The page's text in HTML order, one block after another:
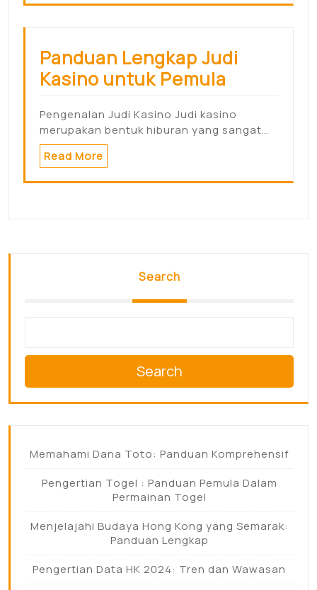
Panduan Lengkap Judi
Kasino untuk Pemula
Pengenalan Judi Kasino Judi kasino
merupakan bentuk hiburan yang sangat…
Read More
Search
Search
Memahami Dana Toto: Panduan Komprehensif
Pengertian Togel : Panduan Pemula Dalam
Permainan Togel
Menjelajahi Budaya Hong Kong yang Semarak:
Panduan Lengkap
Pengertian Data HK 2024: Tren dan Wawasan